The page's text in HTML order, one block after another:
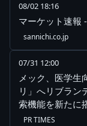
08/02 18:16
マーケット速報
sannichi.co.jp
07/31 12:00
メック、医学生
リ」へリブラン
索機能を新たに
PR TIMES